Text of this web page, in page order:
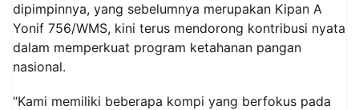
dipimpinnya, yang sebelumnya merupakan Kipan A
Yonif 756/WMS, kini terus mendorong kontribusi nyata
dalam memperkuat program ketahanan pangan
nasional.
“Kami memiliki beberapa kompi yang berfokus pada